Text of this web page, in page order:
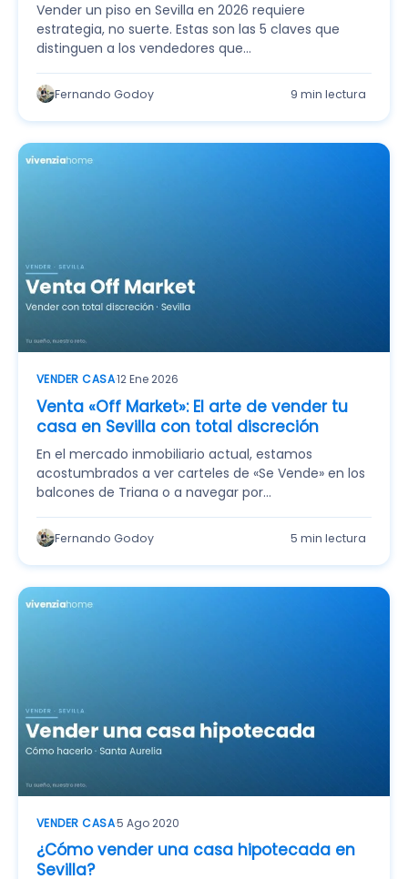
Vender un piso en Sevilla en 2026 requiere
estrategia, no suerte. Estas son las 5 claves que
distinguen a los vendedores que…
Fernando Godoy 9 min lectura
VENDER CASA·12 Ene 2026
Venta «Off Market»: El arte de vender tu
casa en Sevilla con total discreción
En el mercado inmobiliario actual, estamos
acostumbrados a ver carteles de «Se Vende» en los
balcones de Triana o a navegar por…
Fernando Godoy 5 min lectura
VENDER CASA·5 Ago 2020
¿Cómo vender una casa hipotecada en
Sevilla?